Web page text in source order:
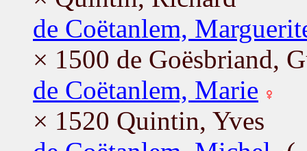
de Coëtanlem,
× 1500 de Goësbriand,
de Coëtanlem, Marie
× 1520 Quintin, Yves